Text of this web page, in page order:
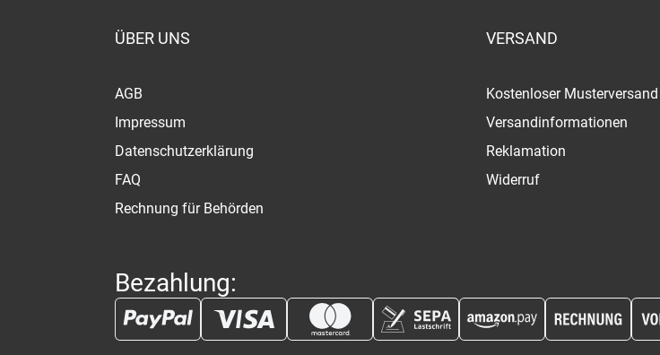
ÜBER UNS
AGB
Impressum
Datenschutzerklärung
FAQ
Rechnung für Behörden
VERSAND
Kostenloser Musterversand
Versandinformationen
Reklamation
Widerruf
Bezahlung: